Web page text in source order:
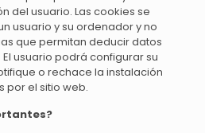
del usuario. Las cookies se
usuario y su ordenador y no
que permitan deducir datos
usuario podrá configurar su
o rechace la instalación
por el sitio web.